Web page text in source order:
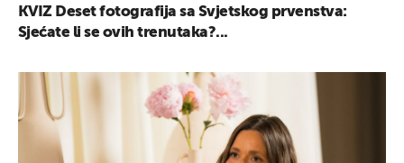
KVIZ Deset fotografija sa Svjetskog prvenstva:
Sjećate li se ovih trenutaka?...